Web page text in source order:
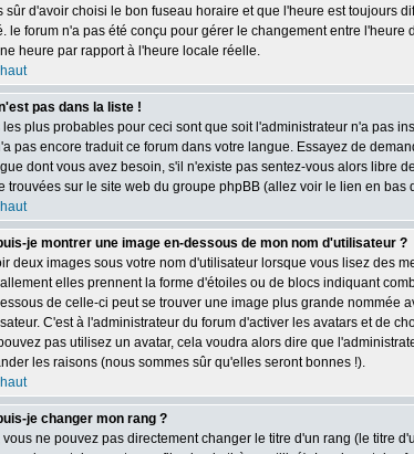
sûr d'avoir choisi le bon fuseau horaire et que l'heure est toujours
le forum n'a pas été conçu pour gérer le changement entre
heure par rapport à l'heure locale réelle.
pas dans la liste !
les plus probables pour ceci sont que soit l'administrateur n'a pas
pas encore traduit ce forum dans votre langue. Essayez de
dont vous avez besoin, s'il n'existe pas sentez-vous alors libre
trouvées sur le site web du groupe phpBB (allez voir le lien en bas
je montrer une image en-dessous de mon nom d'utilisateur ?
deux images sous votre nom d'utilisateur lorsque vous lisez des
elles prennent la forme d'étoiles ou de blocs indiquant
de celle-ci peut se trouver une image plus grande nommée
C'est à l'administrateur du forum d'activer les avatars et de
pas utilisez un avatar, cela voudra alors dire que
les raisons (nous sommes sûr qu'elles seront bonnes !).
je changer mon rang ?
vous ne pouvez pas directement changer le titre d'un rang (le titre